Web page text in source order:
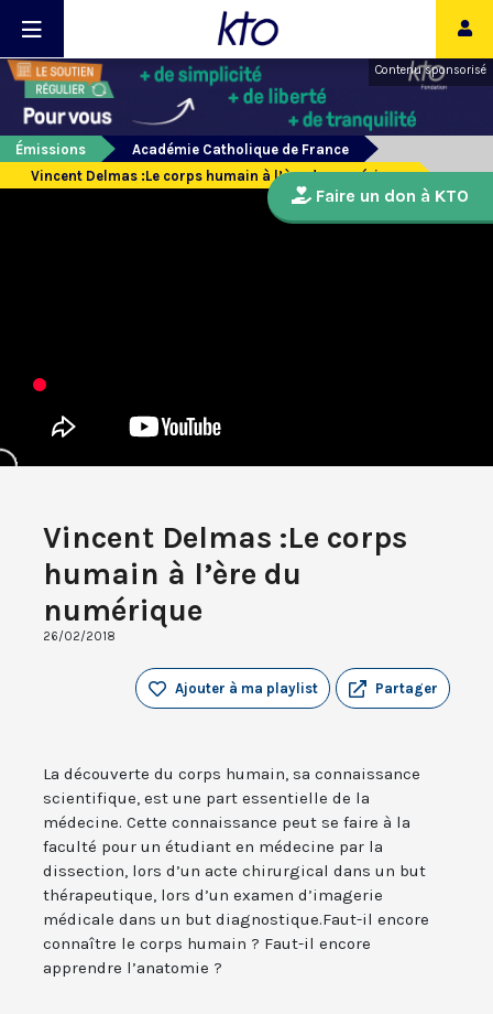
Contenu sponsorisé
Émissions
Académie Catholique de France
Vincent Delmas :Le corps humain à l’ère du numérique
Vincent Delmas :Le corps
humain à l’ère du
numérique
26/02/2018
Partager
Ajouter à ma playlist
La découverte du corps humain, sa connaissance
scientifique, est une part essentielle de la
médecine. Cette connaissance peut se faire à la
faculté pour un étudiant en médecine par la
dissection, lors d’un acte chirurgical dans un but
thérapeutique, lors d’un examen d’imagerie
médicale dans un but diagnostique.Faut-il encore
connaître le corps humain ? Faut-il encore
apprendre l’anatomie ?
Faire un don à KTO